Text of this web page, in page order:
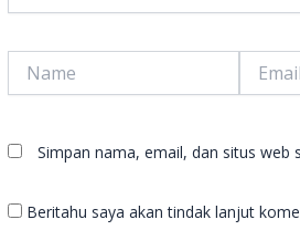
Simpan nama, email, dan situs web
Beritahu saya akan tindak lanjut